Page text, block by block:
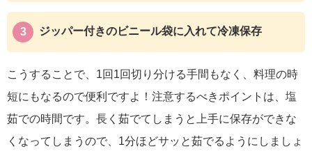
ジッパー付きのビニール袋に入れて冷凍保存
こうすることで、1回1回切り分ける手間もなく、料理の時
短にもなるので便利ですよ！注意するべきポイントは、塩
茹での時間です。長く茹でてしまうと上手に保存ができな
くなってしまうので、1分ほどサッと茹でるようにしましょ